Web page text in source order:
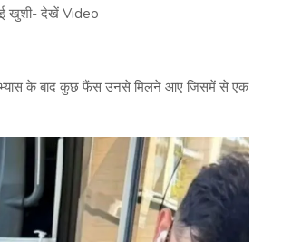
खुशी- देखें Video
के बाद कुछ फैंस उनसे मिलने आए जिसमें से एक